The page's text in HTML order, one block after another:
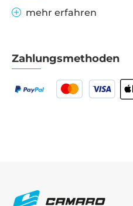
mehr erfahren
Zahlungsmethoden